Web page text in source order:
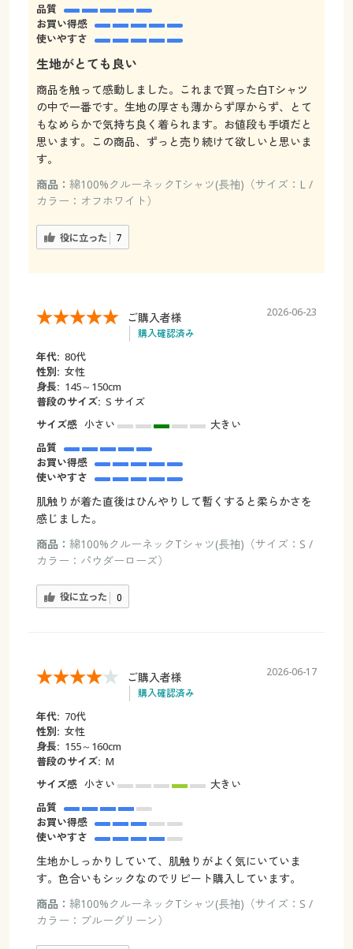
品質
お買い得感
使いやすさ
生地がとても良い
商品を触って感動しました。これまで買った白Tシャツ
の中で一番です。生地の厚さも薄からず厚からず、とて
もなめらかで気持ち良く着られます。お値段も手頃だと
思います。この商品、ずっと売り続けて欲しいと思いま
す。
商品： 綿100%クルーネックTシャツ(長袖)（サイズ：L /
カラー：オフホワイト）
役に立った 7
ご購入者様
購入確認済み
2026-06-23
年代: 80代
性別: 女性
身長: 145～150cm
普段のサイズ: S サイズ
サイズ感 小さい
大きい
品質
お買い得感
使いやすさ
肌触りが着た直後はひんやりして暫くすると柔らかさを
感じました。
商品： 綿100%クルーネックTシャツ(長袖)（サイズ：S /
カラー：パウダーローズ）
役に立った 0
ご購入者様
購入確認済み
2026-06-17
年代: 70代
性別: 女性
身長: 155～160cm
普段のサイズ: М
サイズ感 小さい
大きい
品質
お買い得感
使いやすさ
生地かしっかりしていて、肌触りがよく気にいていま
す。色合いもシックなのでリピート購入しています。
商品： 綿100%クルーネックTシャツ(長袖)（サイズ：S /
カラー：ブルーグリーン）